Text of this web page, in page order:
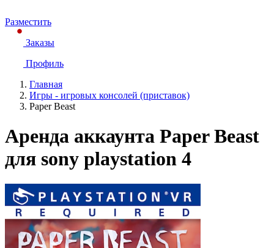
Разместить
Заказы
Профиль
Главная
Игры - игровых консолей (приставок)
Paper Beast
Аренда аккаунта Paper Beast
для sony playstation 4